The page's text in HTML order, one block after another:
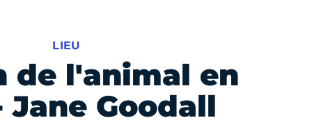
LIEU
de l'animal en
Goodall